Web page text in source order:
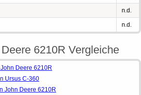
n.d.
n.d.
6210R Vergleiche
Deere 6210R
Ursus C-360
John Deere 6210R